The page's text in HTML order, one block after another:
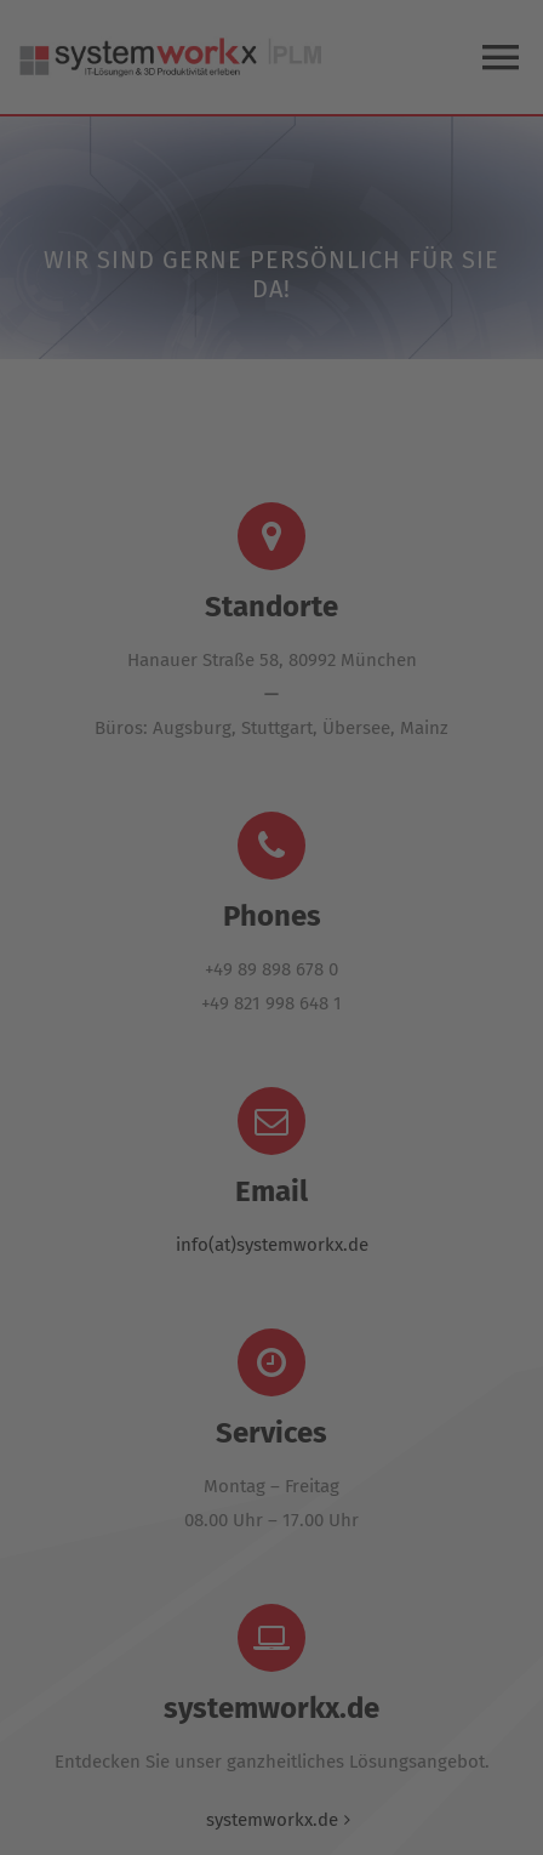
Inhalt
WIR SIND GERNE PERSÖNLICH FÜR SIE
DA!
Standorte
Hanauer Straße 58, 80992 München
—
Büros: Augsburg, Stuttgart, Übersee, Mainz
Phones
+49 89 898 678 0
+49 821 998 648 1
Email
info(at)systemworkx.de
Services
Montag – Freitag
08.00 Uhr – 17.00 Uhr
systemworkx.de
Entdecken Sie unser ganzheitliches Lösungsangebot.
systemworkx.de